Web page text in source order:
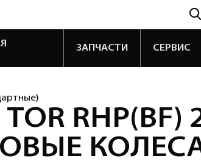
ЗАПЧАСТИ СЕРВИС
RHP(BF)